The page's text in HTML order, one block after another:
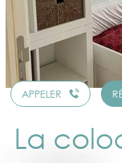
APPELER
La